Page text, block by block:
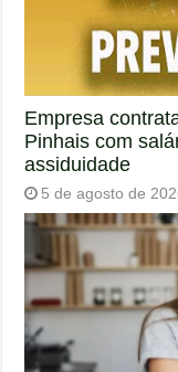
Empresa
Pinhais com
assiduidade
5 de agosto de